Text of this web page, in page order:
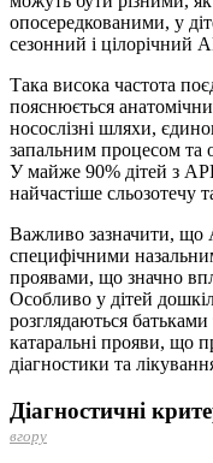
опосередкованими, у
сезонний і цілорічний
Така висока частота
пояснюється
носослізні шляхи,
запальним процесом
У майже 90% дітей з
найчастіше сльозотечу
Важливо зазначити,
специфічними
проявами, що значно
Особливо у дітей
розглядаються
катаральні прояви, що
діагностики та
Діагностичні
вгору